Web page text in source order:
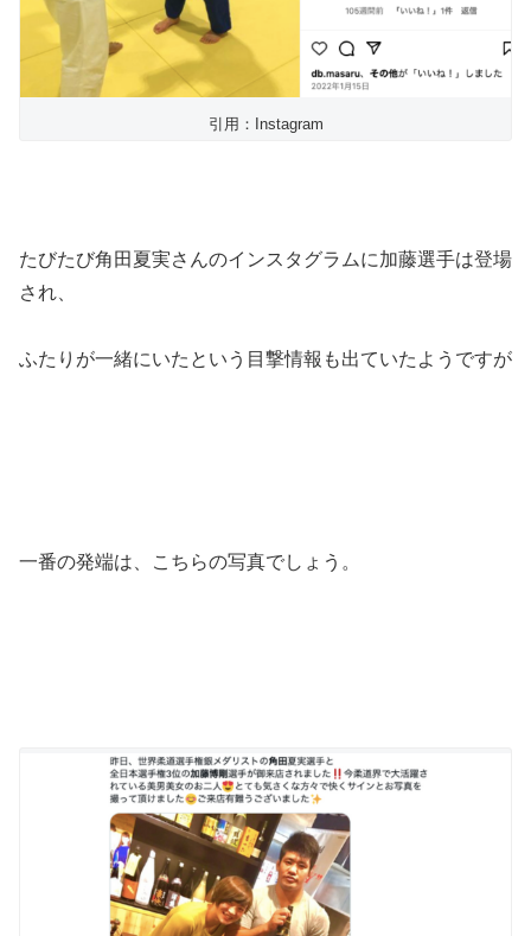
引用：Instagram
たびたび角田夏実さんのインスタグラムに加藤選手は登場
され、
ふたりが一緒にいたという目撃情報も出ていたようですが
一番の発端は、こちらの写真でしょう。